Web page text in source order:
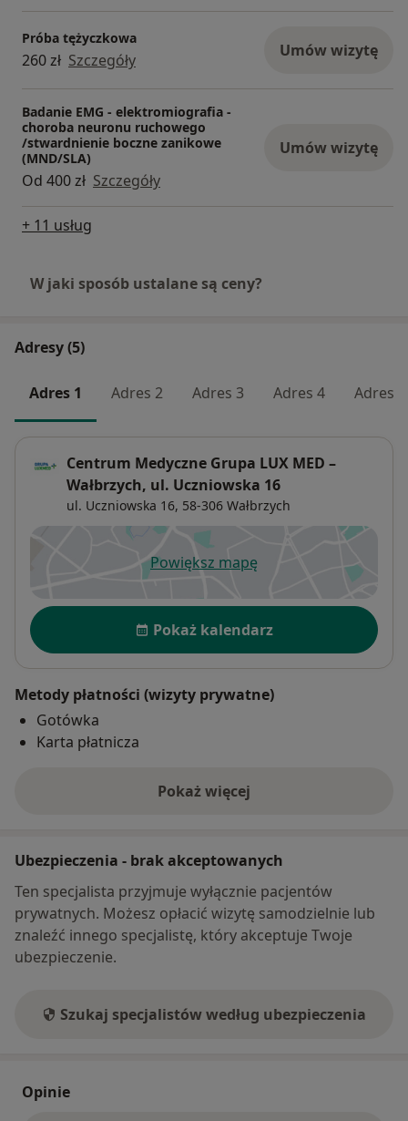
Próba tężyczkowa
260 zł Szczegóły Umów wizytę
Badanie EMG - elektromiografia -
choroba neuronu ruchowego
/stwardnienie boczne zanikowe
(MND/SLA)
Od 400 zł Szczegóły
Umów wizytę
+ 11 usług
W jaki sposób ustalane są ceny?
Adresy (5)
Adres 1 Adres 2 Adres 3 Adres 4 Adres 5
Centrum Medyczne Grupa LUX MED –
Wałbrzych, ul. Uczniowska 16
ul. Uczniowska 16, 58-306 Wałbrzych
Powiększ mapęotwiera się w nowej karcie
Dostępność
Pokaż kalendarz
Metody płatności (wizyty prywatne)
Gotówka
Karta płatnicza
Pokaż więcej
o adresie
Ubezpieczenia - brak akceptowanych
Ten specjalista przyjmuje wyłącznie pacjentów
prywatnych. Możesz opłacić wizytę samodzielnie lub
znaleźć innego specjalistę, który akceptuje Twoje
ubezpieczenie.
Szukaj specjalistów według ubezpieczenia
Opinie